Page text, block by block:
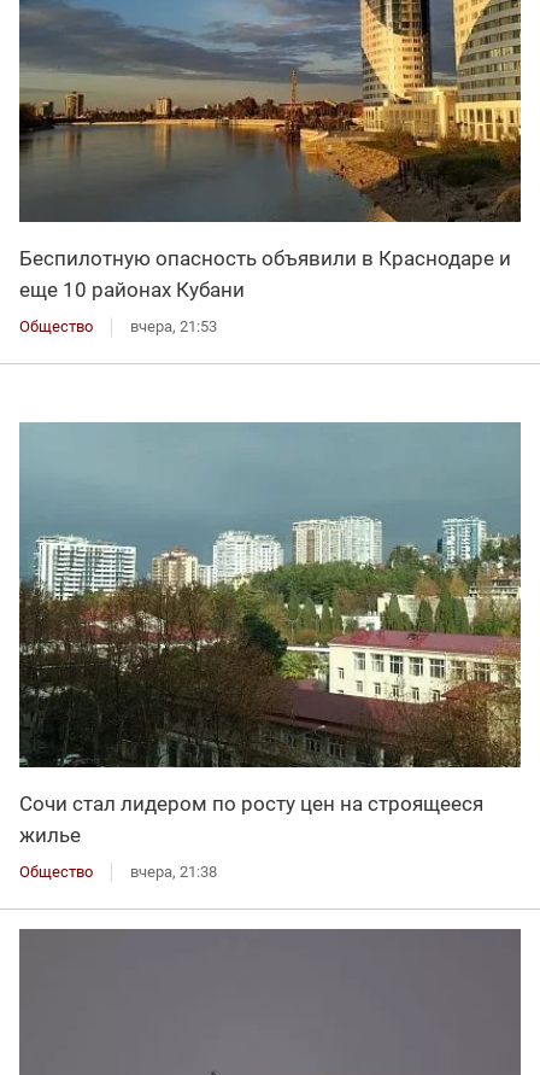
Беспилотную опасность объявили в Краснодаре и
еще 10 районах Кубани
Общество вчера, 21:53
Сочи стал лидером по росту цен на строящееся
жилье
Общество вчера, 21:38